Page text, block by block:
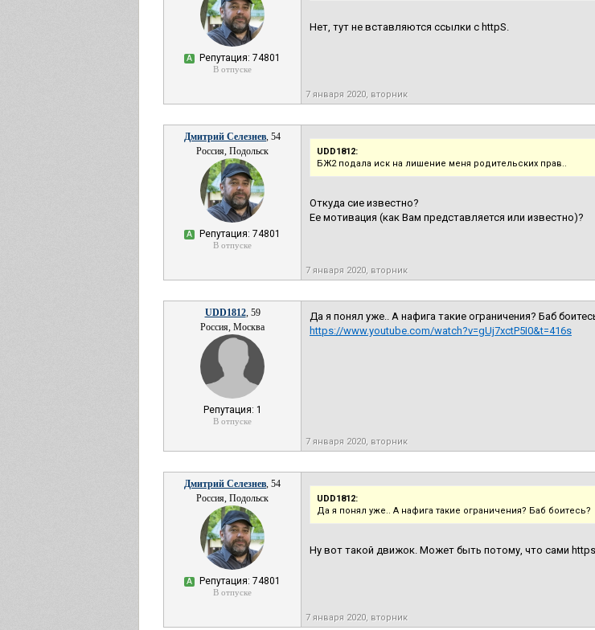
А Репутация: 74801
В отпуске
Нет, тут не вставляются ссылки с httpS.
7 января 2020, вторник
Дмитрий Селезнев, 54
Россия, Подольск
А Репутация: 74801
В отпуске
UDD1812:
БЖ2 подала иск на лишение меня родительских прав..
Откуда сие известно?
Ее мотивация (как Вам представляется или известно)?
7 января 2020, вторник
UDD1812, 59
Россия, Москва
Репутация: 1
В отпуске
Да я понял уже.. А нафига такие ограничения? Баб
https://www.youtube.com/watch?v=gUj7xctP5I0&t=416s
7 января 2020, вторник
Дмитрий Селезнев, 54
Россия, Подольск
А Репутация: 74801
В отпуске
UDD1812:
Да я понял уже.. А нафига такие ограничения? Баб боитесь?
Ну вот такой движок. Может быть потому, что сами
7 января 2020, вторник